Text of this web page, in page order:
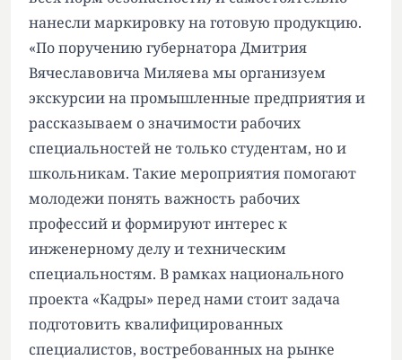
нанесли маркировку на готовую продукцию.
«По поручению губернатора Дмитрия
Вячеславовича Миляева мы организуем
экскурсии на промышленные предприятия и
рассказываем о значимости рабочих
специальностей не только студентам, но и
школьникам. Такие мероприятия помогают
молодежи понять важность рабочих
профессий и формируют интерес к
инженерному делу и техническим
специальностям. В рамках национального
проекта «Кадры» перед нами стоит задача
подготовить квалифицированных
специалистов, востребованных на рынке